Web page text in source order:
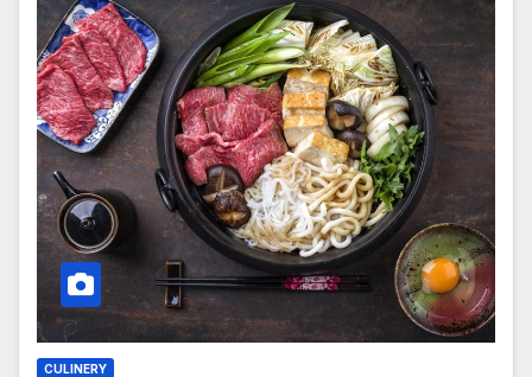
CULINERY